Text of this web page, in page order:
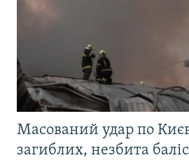
Масований удар по
загиблих, незбита